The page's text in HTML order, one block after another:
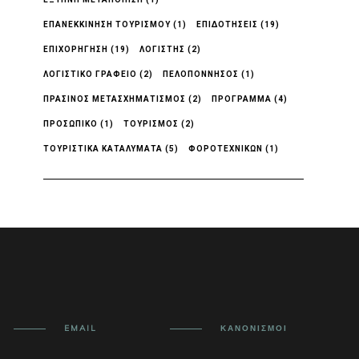
ΕΠΑΝΕΚΚΙΝΗΣΗ ΤΟΥΡΙΣΜΟΥ(1) ΕΠΙΔΟΤΗΣΕΙΣ (19)
ΕΠΙΧΟΡΉΓΗΣΗ (19) ΛΟΓΙΣΤΉΣ (2)
ΛΟΓΙΣΤΙΚΌ ΓΡΑΦΕΊΟ (2) ΠΕΛΟΠΟΝΝΗΣΟΣ (1)
ΠΡΆΣΙΝΟΣ ΜΕΤΑΣΧΗΜΑΤΙΣΜΌΣ (2) ΠΡΟΓΡΑΜΜΑ (4)
ΠΡΟΣΩΠΙΚΟ (1) ΤΟΥΡΙΣΜΟΣ (2)
ΤΟΥΡΙΣΤΙΚΑ ΚΑΤΑΛΥΜΑΤΑ (5) ΦΟΡΟΤΕΧΝΙΚΩΝ (1)
EMAIL ΚΑΝΟΝΙΣΜΟΊ